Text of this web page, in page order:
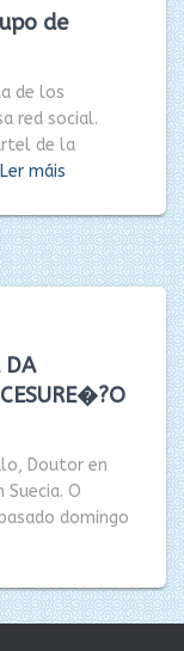
de
de los
red social.
de la
Ler máis
DA
Doutor en
O
domingo